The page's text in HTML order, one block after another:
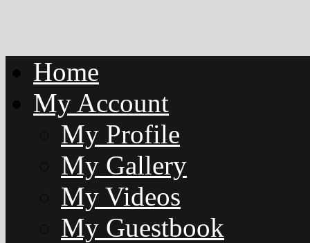
Home
My Account
My Profile
My Gallery
My Videos
My Guestbook